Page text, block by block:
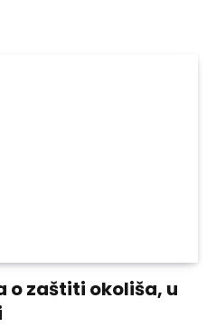
o zaštiti okoliša, u